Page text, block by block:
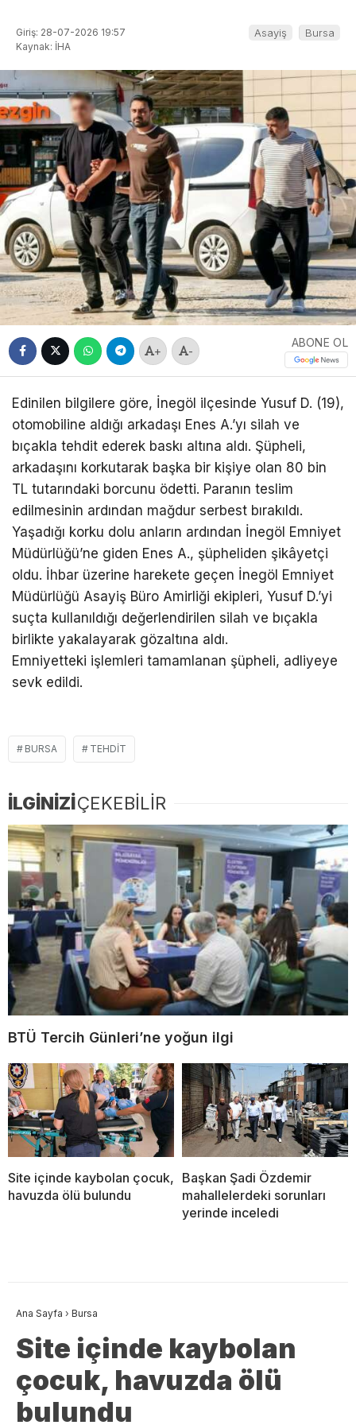
Giriş: 28-07-2026 19:57
Kaynak: İHA
Asayiş Bursa
+ -
ABONE OL
Edinilen bilgilere göre, İnegöl ilçesinde Yusuf D. (19),
otomobiline aldığı arkadaşı Enes A.’yı silah ve
bıçakla tehdit ederek baskı altına aldı. Şüpheli,
arkadaşını korkutarak başka bir kişiye olan 80 bin
TL tutarındaki borcunu ödetti. Paranın teslim
edilmesinin ardından mağdur serbest bırakıldı.
Yaşadığı korku dolu anların ardından İnegöl Emniyet
Müdürlüğü’ne giden Enes A., şüpheliden şikâyetçi
oldu. İhbar üzerine harekete geçen İnegöl Emniyet
Müdürlüğü Asayiş Büro Amirliği ekipleri, Yusuf D.’yi
suçta kullanıldığı değerlendirilen silah ve bıçakla
birlikte yakalayarak gözaltına aldı.
Emniyetteki işlemleri tamamlanan şüpheli, adliyeye
sevk edildi.
BURSA TEHDIT
İLGİNİZİÇEKEBİLİR
BTÜ Tercih Günleri’ne yoğun ilgi
Site içinde kaybolan çocuk,
havuzda ölü bulundu
Başkan Şadi Özdemir
mahallelerdeki sorunları
yerinde inceledi
Ana Sayfa › Bursa
Site içinde kaybolan
çocuk, havuzda ölü
bulundu